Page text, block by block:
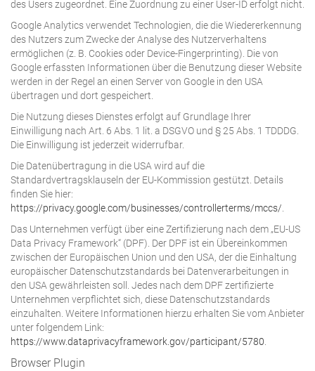
des Users zugeordnet. Eine Zuordnung zu einer User-ID erfolgt nicht.
Google Analytics verwendet Technologien, die die Wiedererkennung
des Nutzers zum Zwecke der Analyse des Nutzerverhaltens
ermöglichen (z. B. Cookies oder Device-Fingerprinting). Die von
Google erfassten Informationen über die Benutzung dieser Website
werden in der Regel an einen Server von Google in den USA
übertragen und dort gespeichert.
Die Nutzung dieses Dienstes erfolgt auf Grundlage Ihrer
Einwilligung nach Art. 6 Abs. 1 lit. a DSGVO und § 25 Abs. 1 TDDDG.
Die Einwilligung ist jederzeit widerrufbar.
Die Datenübertragung in die USA wird auf die
Standardvertragsklauseln der EU-Kommission gestützt. Details
finden Sie hier:
https://privacy.google.com/businesses/controllerterms/mccs/
Das Unternehmen verfügt über eine Zertifizierung nach dem „EU-US
Data Privacy Framework“ (DPF). Der DPF ist ein Übereinkommen
zwischen der Europäischen Union und den USA, der die Einhaltung
europäischer Datenschutzstandards bei Datenverarbeitungen in
den USA gewährleisten soll. Jedes nach dem DPF zertifizierte
Unternehmen verpflichtet sich, diese Datenschutzstandards
einzuhalten. Weitere Informationen hierzu erhalten Sie vom Anbieter
unter folgendem Link:
https://www.dataprivacyframework.gov/participant/5780
Browser Plugin